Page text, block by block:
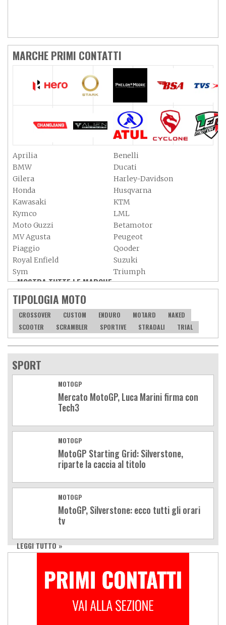
MARCHE PRIMI CONTATTI
Aprilia
Benelli
BMW
Ducati
Gilera
Harley-Davidson
Honda
Husqvarna
Kawasaki
KTM
Kymco
LML
Moto Guzzi
Betamotor
MV Agusta
Peugeot
Piaggio
Qooder
Royal Enfield
Suzuki
Sym
Triumph
Vespa
Yamaha
Adiva
Aeon
Axy
Baotian
MOSTRA TUTTE LE MARCHE »
TIPOLOGIA MOTO
CROSSOVER CUSTOM ENDURO MOTARD
NAKED
SCOOTER
SCRAMBLER SPORTIVE STRADALI TRIAL
SPORT
MOTOGP
Mercato MotoGP, Luca Marini firma con
Tech3
MOTOGP
MotoGP Starting Grid: Silverstone,
riparte la caccia al titolo
MOTOGP
MotoGP, Silverstone: ecco tutti gli orari
tv
LEGGI TUTTO »